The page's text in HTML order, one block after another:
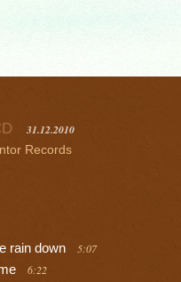
31.12.2010
Records
rain down 5:07
6:22